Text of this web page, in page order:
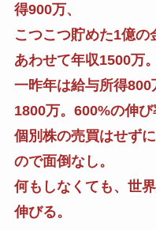
得900万、
こつこつ貯めた1億
あわせて年収1500万
一昨年は給与所得
1800万。600%の伸び
個別株の売買はせず
ので面倒なし。
何もしなくても、世
伸びる。